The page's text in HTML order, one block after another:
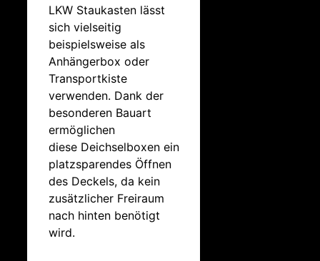
LKW Staukasten lässt
sich vielseitig
beispielsweise als
Anhängerbox oder
Transportkiste
verwenden. Dank der
besonderen Bauart
ermöglichen
diese Deichselboxen ein
platzsparendes Öffnen
des Deckels, da kein
zusätzlicher Freiraum
nach hinten benötigt
wird.